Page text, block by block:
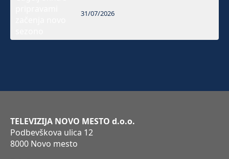
31/07/2026
TELEVIZIJA NOVO MESTO d.o.o.
Podbevškova ulica 12
8000 Novo mesto